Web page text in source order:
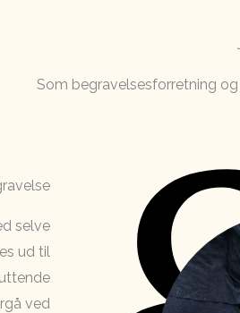
Som begravelsesforretning
selve
ud til
ved